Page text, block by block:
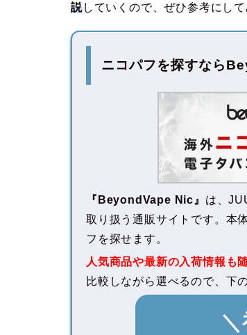
説していくので、ぜひ参考にして
ニコパフを探すなら
『BeyondVape Nic』 は、
取り扱う通販サイトです。本
フを探せます。
人気商品や最新の入荷情報も
比較しながら選べるので、下